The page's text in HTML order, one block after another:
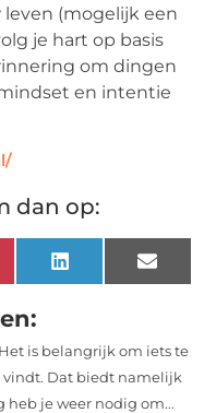
(mogelijk een
je hart op basis
om dingen
en intentie
dan op:
LinkedIn Email
Het is belangrijk om iets te
vindt. Dat biedt namelijk
je weer nodig om...